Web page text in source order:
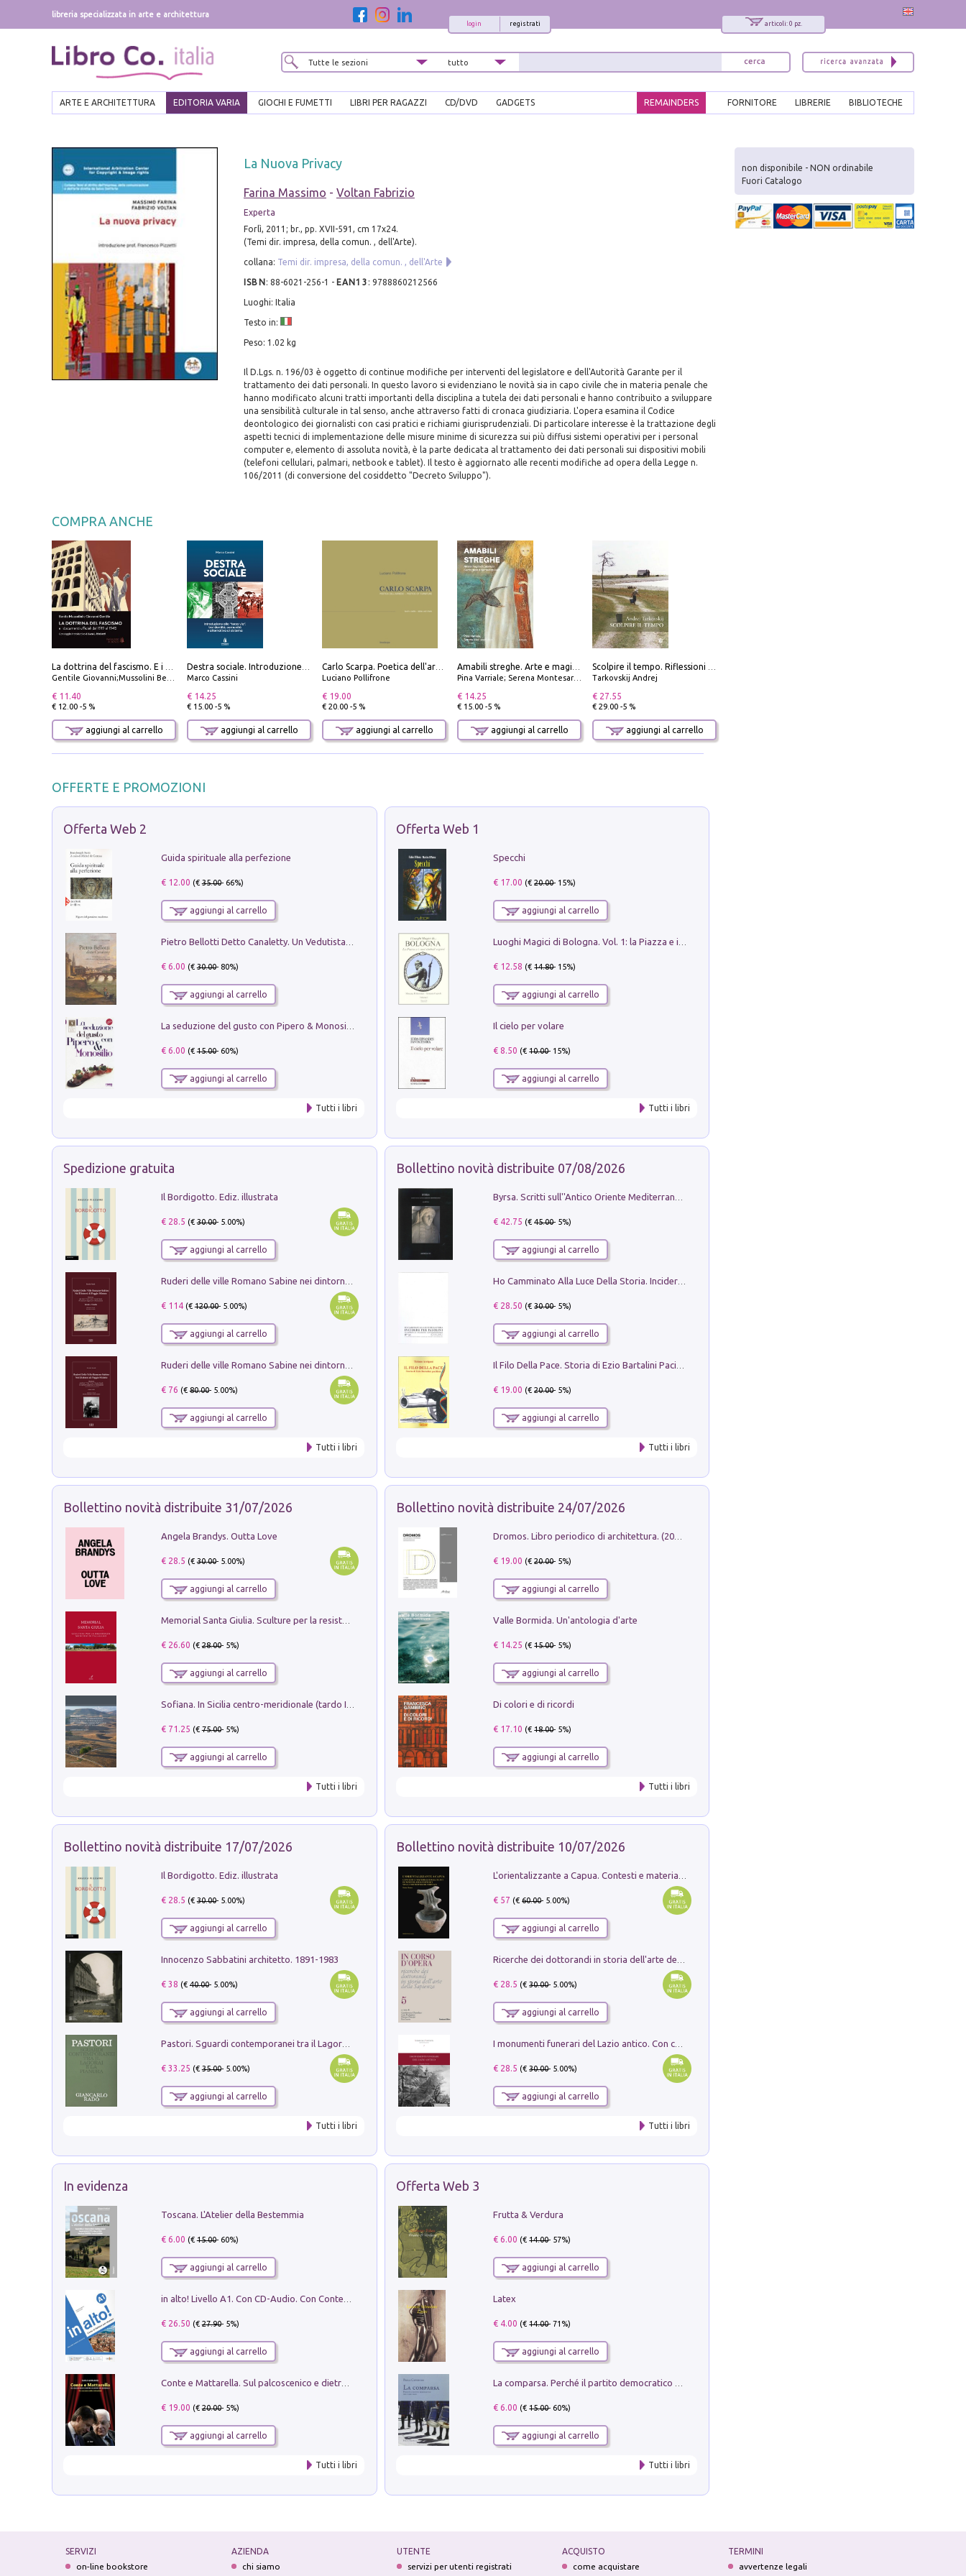
libreria specializzata in arte e architettura
articoli: 0 pz.
registrati
login
ARTE E ARCHITETTURA EDITORIA VARIA GIOCHI E FUMETTI LIBRI PER RAGAZZI CD/DVD GADGETS BIBLIOTECHE
LIBRERIE
FORNITORE
REMAINDERS
La Nuova Privacy
Farina Massimo - Voltan Fabrizio
Experta
Forlì, 2011; br., pp. XVII-591, cm 17x24.
(Temi dir. impresa, della comun. , dell'Arte).
collana: Temi dir. impresa, della comun. , dell'Arte
ISBN : 88-6021-256-1 - EAN13 : 9788860212566
Luoghi: Italia
Testo in:
Peso: 1.02 kg
Il D.Lgs. n. 196/03 è oggetto di continue modifiche per interventi del legislatore e dell'Autorità Garante per il
trattamento dei dati personali. In questo lavoro si evidenziano le novità sia in capo civile che in materia penale che
hanno modificato alcuni tratti importanti della disciplina a tutela dei dati personali e hanno contribuito a sviluppare
una sensibilità culturale in tal senso, anche attraverso fatti di cronaca giudiziaria. L'opera esamina il Codice
deontologico dei giornalisti con casi pratici e richiami giurisprudenziali. Di particolare interesse è la trattazione degli
aspetti tecnici di implementazione delle misure minime di sicurezza sui più diffusi sistemi operativi per i personal
computer e, elemento di assoluta novità, è la parte dedicata al trattamento dei dati personali sui dispositivi mobili
(telefoni cellulari, palmari, netbook e tablet). Il testo è aggiornato alle recenti modifiche ad opera della Legge n.
106/2011 (di conversione del cosiddetto "Decreto Sviluppo").
COMPRA ANCHE
Gentile Giovanni;Mussolini Benito
€ 11.40
€ 12.00 -5 %
aggiungi al carrello
Marco Cassini
€ 14.25
€ 15.00 -5 %
aggiungi al carrello
Luciano Pollifrone
€ 19.00
€ 20.00 -5 %
aggiungi al carrello
Pina Varriale; Serena Montesarchio
€ 14.25
€ 15.00 -5 %
aggiungi al carrello
Tarkovskij Andrej
€ 27.55
€ 29.00 -5 %
aggiungi al carrello
OFFERTE E PROMOZIONI
Offerta Web 2
Guida spirituale alla perfezione
€ 12.00 (€35.00- 66%)
aggiungi al carrello
€ 6.00 (€30.00- 80%)
aggiungi al carrello
€ 6.00 (€15.00- 60%)
aggiungi al carrello
Tutti i libri
Offerta Web 1
Specchi
€ 17.00 (€20.00- 15%)
aggiungi al carrello
€ 12.58 (€14.80- 15%)
aggiungi al carrello
Il cielo per volare
€ 8.50 (€10.00- 15%)
aggiungi al carrello
Tutti i libri
Spedizione gratuita
Il Bordigotto. Ediz. illustrata
€ 28.5 (€30.00- 5.00%)
aggiungi al carrello
€ 114(€120.00- 5.00%)
aggiungi al carrello
€ 76 (€80.00- 5.00%)
aggiungi al carrello
Tutti i libri
Bollettino novità distribuite 07/08/2026
€ 42.75 (€45.00- 5%)
aggiungi al carrello
€ 28.50 (€30.00- 5%)
aggiungi al carrello
€ 19.00 (€20.00- 5%)
aggiungi al carrello
Tutti i libri
Bollettino novità distribuite 31/07/2026
Angela Brandys. Outta Love
€ 28.5 (€30.00- 5.00%)
aggiungi al carrello
Memorial Santa Giulia. Sculture per la resistenza Monchio di Palagano
€ 26.60 (€28.00- 5%)
aggiungi al carrello
€ 71.25 (€75.00- 5%)
aggiungi al carrello
Tutti i libri
Bollettino novità distribuite 24/07/2026
€ 19.00 (€20.00- 5%)
aggiungi al carrello
Valle Bormida. Un'antologia d'arte
€ 14.25 (€15.00- 5%)
aggiungi al carrello
Di colori e di ricordi
€ 17.10 (€18.00- 5%)
aggiungi al carrello
Tutti i libri
Bollettino novità distribuite 17/07/2026
Il Bordigotto. Ediz. illustrata
€ 28.5 (€30.00- 5.00%)
aggiungi al carrello
Innocenzo Sabbatini architetto. 1891-1983
€ 38 (€40.00- 5.00%)
aggiungi al carrello
Pastori. Sguardi contemporanei tra il Lagorai e la pianura. Ediz. illustrata
€ 33.25 (€35.00- 5.00%)
aggiungi al carrello
Tutti i libri
Bollettino novità distribuite 10/07/2026
€ 57 (€60.00- 5.00%)
aggiungi al carrello
€ 28.5 (€30.00- 5.00%)
aggiungi al carrello
€ 28.5 (€30.00- 5.00%)
aggiungi al carrello
Tutti i libri
In evidenza
Toscana. L'Atelier della Bestemmia
€ 6.00 (€15.00- 60%)
aggiungi al carrello
€ 26.50 (€27.90- 5%)
aggiungi al carrello
Conte e Mattarella. Sul palcoscenico e dietro le quinte del Quirinale. Un racconto sulle istituzioni
€ 19.00 (€20.00- 5%)
aggiungi al carrello
Tutti i libri
Offerta Web 3
Frutta & Verdura
€ 6.00 (€14.00- 57%)
aggiungi al carrello
Latex
€ 4.00 (€14.00- 71%)
aggiungi al carrello
€ 6.00 (€15.00- 60%)
aggiungi al carrello
Tutti i libri
non disponibile - NON ordinabile
Fuori Catalogo
SERVIZI
on-line bookstore
AZIENDA
chi siamo
UTENTE
servizi per utenti registrati
ACQUISTO
come acquistare
TERMINI
avvertenze legali
x
Interessato ai nostri libri?
Allora iscriviti alla nostra newsletter!
Sarai informato delle nostre novità, potrai
comunque cancellarti quando desideri.